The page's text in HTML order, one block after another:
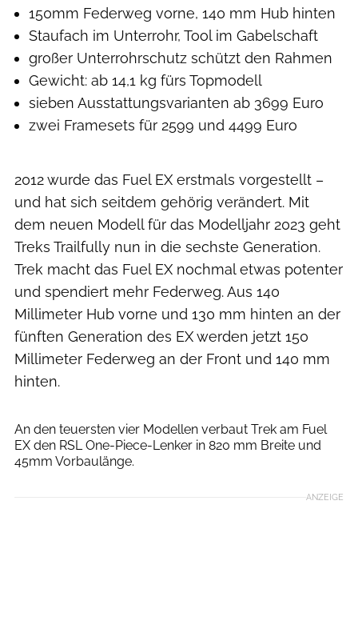
150mm Federweg vorne, 140 mm Hub hinten
Staufach im Unterrohr, Tool im Gabelschaft
großer Unterrohrschutz schützt den Rahmen
Gewicht: ab 14,1 kg fürs Topmodell
sieben Ausstattungsvarianten ab 3699 Euro
zwei Framesets für 2599 und 4499 Euro
2012 wurde das Fuel EX erstmals vorgestellt –
und hat sich seitdem gehörig verändert. Mit
dem neuen Modell für das Modelljahr 2023 geht
Treks Trailfully nun in die sechste Generation.
Trek macht das Fuel EX nochmal etwas potenter
und spendiert mehr Federweg. Aus 140
Millimeter Hub vorne und 130 mm hinten an der
fünften Generation des EX werden jetzt 150
Millimeter Federweg an der Front und 140 mm
hinten.
An den teuersten vier Modellen verbaut Trek am Fuel
EX den RSL One-Piece-Lenker in 820 mm Breite und
45mm Vorbaulänge.
ANZEIGE